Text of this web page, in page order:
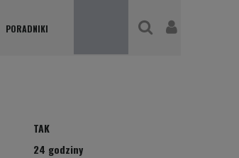
PORADNIKI
TAK
24 godziny